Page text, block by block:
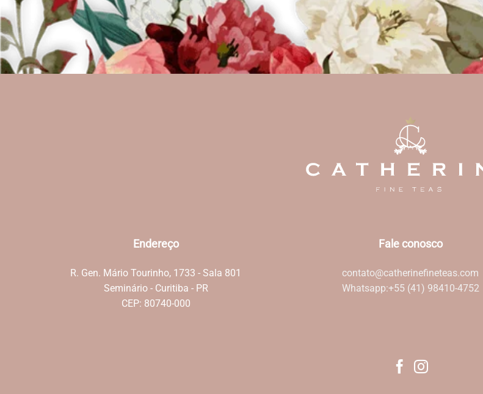
Endereço
R. Gen. Mário Tourinho, 1733 - Sala 801
Seminário - Curitiba - PR
CEP: 80740-000
Fale conosco
contato@catherinefineteas.com
Whatsapp:+55 (41) 98410-4752